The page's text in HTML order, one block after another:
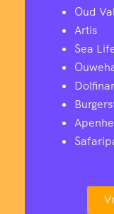
Oud
Artis
Sea